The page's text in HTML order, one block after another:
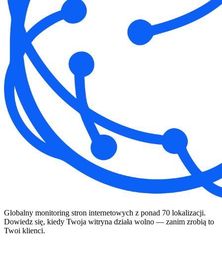
Globalny monitoring stron internetowych z ponad 70 lokalizacji.
Dowiedz się, kiedy Twoja witryna działa wolno — zanim zrobią to
Twoi klienci.